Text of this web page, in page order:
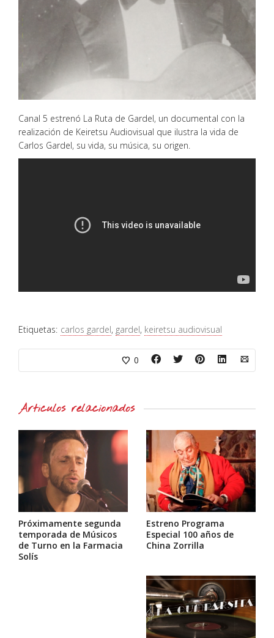
Canal 5 estrenó La Ruta de Gardel, un documental con la
realización de Keiretsu Audiovisual que ilustra la vida de
Carlos Gardel, su vida, su música, su origen.
Etiquetas: carlos gardel, gardel, keiretsu audiovisual
0
Artículos relacionados
Próximamente segunda
temporada de Músicos
de Turno en la Farmacia
Solís
Estreno Programa
Especial 100 años de
China Zorrilla